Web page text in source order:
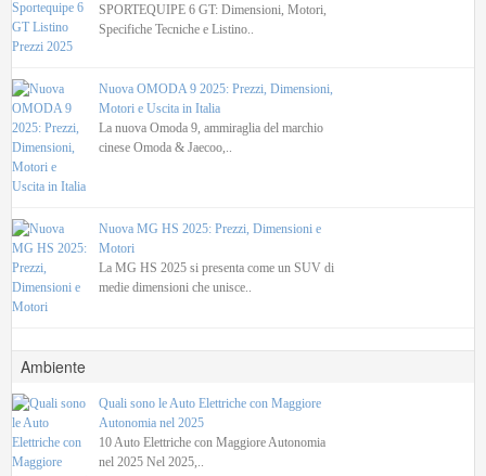
SPORTEQUIPE 6 GT: Dimensioni, Motori,
Specifiche Tecniche e Listino..
Nuova OMODA 9 2025: Prezzi, Dimensioni,
Motori e Uscita in Italia
La nuova Omoda 9, ammiraglia del marchio
cinese Omoda & Jaecoo,..
Nuova MG HS 2025: Prezzi, Dimensioni e
Motori
La MG HS 2025 si presenta come un SUV di
medie dimensioni che unisce..
Ambiente
Quali sono le Auto Elettriche con Maggiore
Autonomia nel 2025
10 Auto Elettriche con Maggiore Autonomia
nel 2025 Nel 2025,..